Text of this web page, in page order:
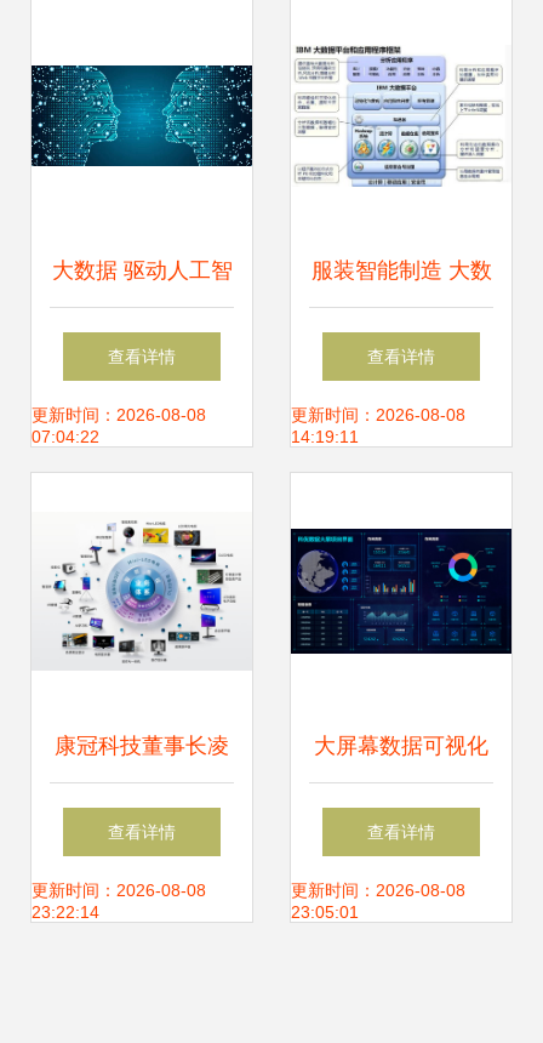
案
大数据 驱动人工智
能浪潮的基石与引
擎
查看详情
更新时间：2026-08-08
07:04:22
服装智能制造 大数
据驱动制造业迈向
智能化新阶段
查看详情
更新时间：2026-08-08
14:19:11
康冠科技董事长凌
斌荣膺“2024高质
量发展领军人物”
查看详情
更新时间：2026-08-08
23:22:14
大屏幕数据可视化
大数据的窗口与未
来
查看详情
更新时间：2026-08-08
23:05:01